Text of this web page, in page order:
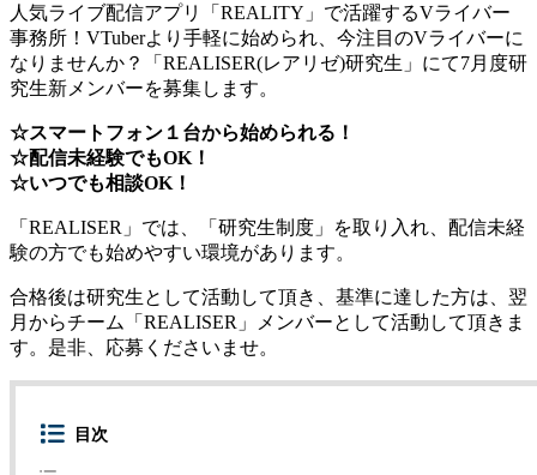
人気ライブ配信アプリ「REALITY」で活躍するVライバー
事務所！VTuberより手軽に始められ、今注目のVライバーに
なりませんか？「REALISER(レアリゼ)研究生」にて7月度研
究生新メンバーを募集します。
☆スマートフォン１台から始められる！
☆配信未経験でもOK！
☆いつでも相談OK！
「REALISER」では、「研究生制度」を取り入れ、配信未経
験の方でも始めやすい環境があります。
合格後は研究生として活動して頂き、基準に達した方は、翌
月からチーム「REALISER」メンバーとして活動して頂きま
す。是非、応募くださいませ。
目次